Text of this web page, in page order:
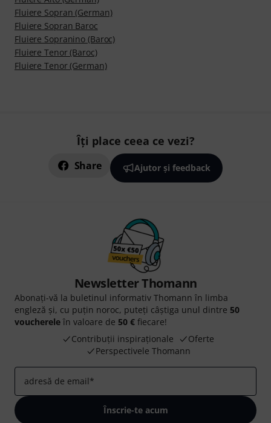
Fluiere Sopran (German)
Fluiere Sopran Baroc
Fluiere Sopranino (Baroc)
Fluiere Tenor (Baroc)
Fluiere Tenor (German)
Îți place ceea ce vezi?
Share Ajutor și feedback
Newsletter Thomann
Abonați-vă la buletinul informativ Thomann în limba
engleză și, cu puțin noroc, puteți câștiga unul dintre 50
voucherele în valoare de 50 € fiecare!
Contribuții inspiraționale
Oferte
Perspectivele Thomann
adresă de email*
Înscrie-te acum